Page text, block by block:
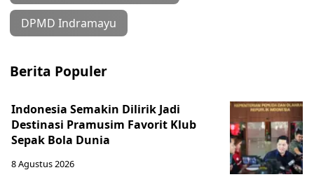
DPMD Indramayu
Berita Populer
Indonesia Semakin Dilirik Jadi
Destinasi Pramusim Favorit Klub
Sepak Bola Dunia
8 Agustus 2026